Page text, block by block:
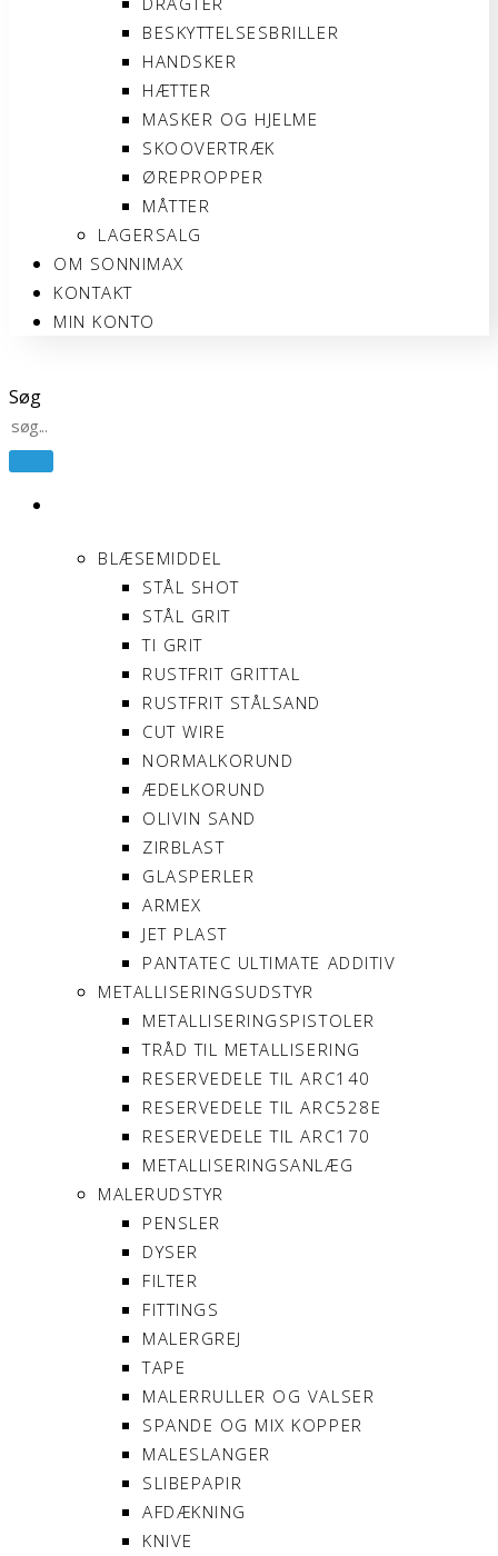
BESKYTTELSESBRILLER
HANDSKER
HÆTTER
MASKER OG HJELME
SKOOVERTRÆK
ØREPROPPER
MÅTTER
LAGERSALG
OM SONNIMAX
KONTAKT
MIN KONTO
Søg
BLÆSEMIDDEL
STÅL SHOT
STÅL GRIT
TI GRIT
RUSTFRIT GRITTAL
RUSTFRIT STÅLSAND
CUT WIRE
NORMALKORUND
ÆDELKORUND
OLIVIN SAND
ZIRBLAST
GLASPERLER
ARMEX
JET PLAST
PANTATEC ULTIMATE ADDITIV
METALLISERINGSUDSTYR
METALLISERINGSPISTOLER
TRÅD TIL METALLISERING
RESERVEDELE TIL ARC140
RESERVEDELE TIL ARC528E
RESERVEDELE TIL ARC170
METALLISERINGSANLÆG
MALERUDSTYR
PENSLER
DYSER
FILTER
FITTINGS
MALERGREJ
TAPE
MALERRULLER OG VALSER
SPANDE OG MIX KOPPER
MALESLANGER
SLIBEPAPIR
AFDÆKNING
KNIVE